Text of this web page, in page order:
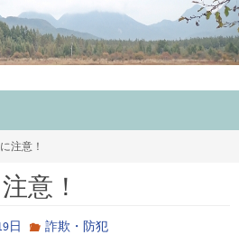
注意！
意！
日 詐欺・防犯